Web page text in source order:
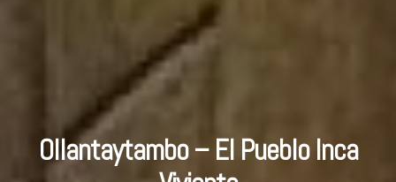
Ollantaytambo – El Pueblo Inca